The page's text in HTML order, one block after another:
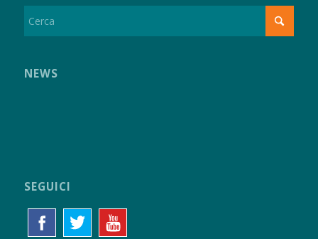
NEWS
SEGUICI